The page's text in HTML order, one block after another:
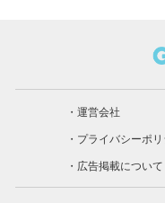
運営会社
プライバシーポ
広告掲載について